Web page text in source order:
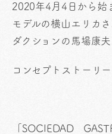
2020年4月4日から始
モデルの横山エリカ
ダクションの馬場康
コンセプトストーリー
「SOCIEDAD